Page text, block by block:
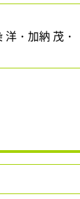
・加納 茂・